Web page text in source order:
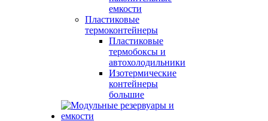
емкости
Пластиковые
термоконтейнеры
Пластиковые
термобоксы и
автохолодильники
Изотермические
контейнеры
большие